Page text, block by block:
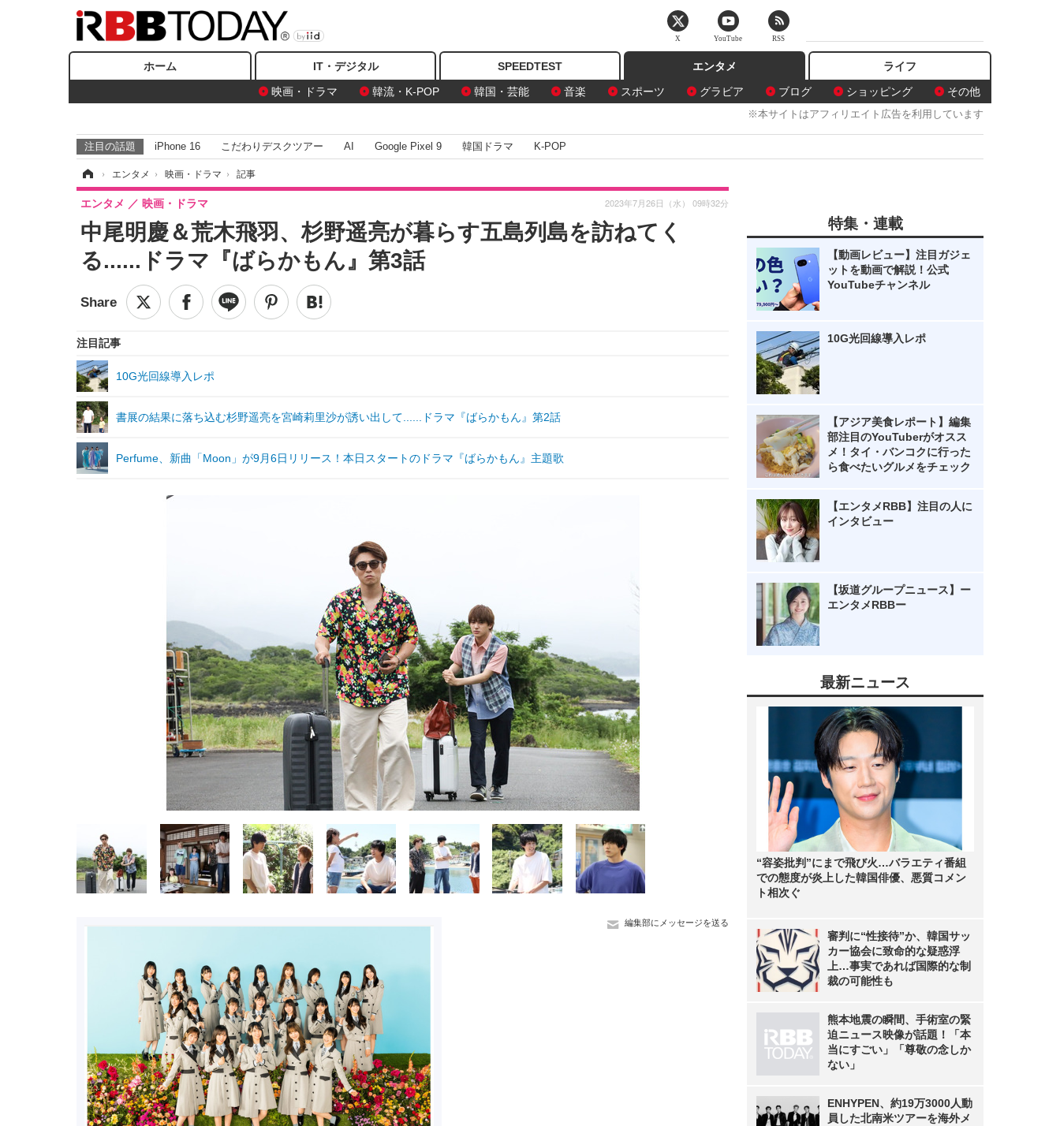
ホーム IT・デジタル SPEEDTEST
エンタメ
映画・ドラマ
韓流・K-POP 韓国・芸能 音楽 スポーツ グラビア ブログ ショッピング その他
ライフ
※本サイトはアフィリエイト広告を利用しています
注目の話題 iPhone 16 こだわりデスクツアー AI Google Pixel 9 韓国ドラマ K-POP
› エンタメ › 映画・ドラマ › 記事
中尾明慶＆荒木飛羽、杉野遥亮が暮らす五島列島を訪ねてく
る......ドラマ『ばらかもん』第3話
エンタメ 映画・ドラマ 2023年7月26日（水） 09時32分
注目記事
10G光回線導入レポ
書展の結果に落ち込む杉野遥亮を宮崎莉里沙が誘い出して......ドラマ『ばらかもん』第2話
Perfume、新曲「Moon」が9月6日リリース！本日スタートのドラマ『ばらかもん』主題歌
編集部にメッセージを送る
特集・連載
【動画レビュー】注目ガジェ
ットを動画で解説！公式
YouTubeチャンネル
10G光回線導入レポ
【アジア美食レポート】編集
部注目のYouTuberがオスス
メ！タイ・バンコクに行った
ら食べたいグルメをチェック
【エンタメRBB】注目の人に
インタビュー
【坂道グループニュース】ー
エンタメRBBー
最新ニュース
“容姿批判”にまで飛び火…バラエティ番組
での態度が炎上した韓国俳優、悪質コメン
ト相次ぐ
審判に“性接待”か、韓国サッ
カー協会に致命的な疑惑浮
上…事実であれば国際的な制
裁の可能性も
熊本地震の瞬間、手術室の緊
迫ニュース映像が話題！「本
当にすごい」「尊敬の念しか
ない」
ENHYPEN、約19万3000人動
員した北南米ツアーを海外メ
X YouTube RSS